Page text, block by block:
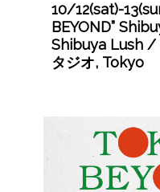
10/12(sat)-
BEYOND”
Shibuya Lush
タジオ, Tokyo